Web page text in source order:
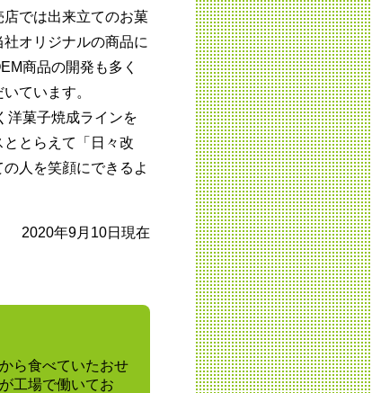
では出来立てのお菓
オリジナルの商品に
商品の開発も多く
ています。
洋菓子焼成ラインを
とらえて「日々改
人を笑顔にできるよ
2020年9月10日現在
ら食べていたおせ
工場で働いてお